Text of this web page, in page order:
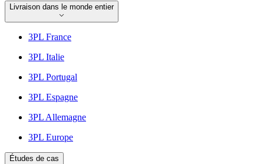
Livraison dans le monde entier
3PL France
3PL Italie
3PL Portugal
3PL Espagne
3PL Allemagne
3PL Europe
Études de cas